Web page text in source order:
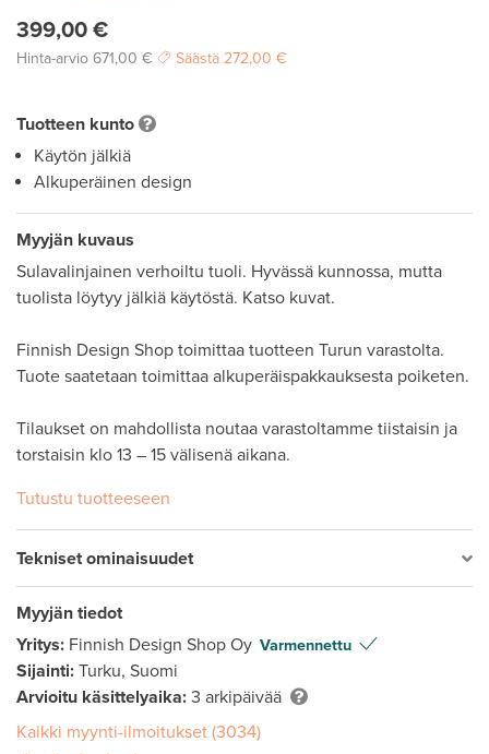
399,00 €
Hinta-arvio 671,00 € Säästä 272,00 €
Tuotteen kunto
Käytön jälkiä
Alkuperäinen design
Myyjän kuvaus
Sulavalinjainen verhoiltu tuoli. Hyvässä kunnossa, mutta
tuolista löytyy jälkiä käytöstä. Katso kuvat.
Finnish Design Shop toimittaa tuotteen Turun varastolta.
Tuote saatetaan toimittaa alkuperäispakkauksesta poiketen.
Tilaukset on mahdollista noutaa varastoltamme tiistaisin ja
Tutustu tuotteeseen
Tekniset ominaisuudet
Myyjän tiedot
Yritys: Finnish Design Shop Oy Varmennettu
Sijainti: Turku, Suomi
Arvioitu käsittelyaika: 3 arkipäivää
Kaikki myynti-ilmoitukset (3034)